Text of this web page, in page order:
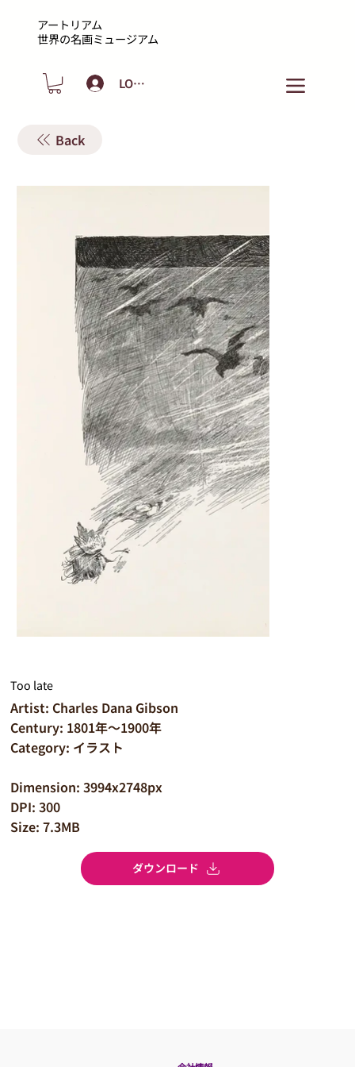
アートリアム
​世界の名画ミュージアム
LOGIN
Back
Too late
Artist: Charles Dana Gibson
Century: 1801年～1900年
Category: イラスト
Dimension: 3994x2748px
DPI: 300
Size: 7.3MB
ダウンロード